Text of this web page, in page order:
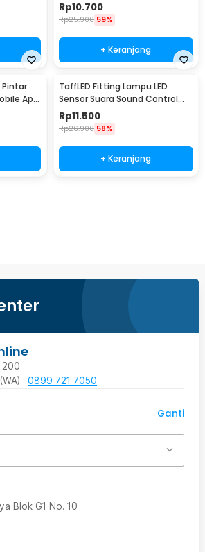
Rp10.700
Rp25.900 59%
+ Keranjang
Pintar
App
TaffLED Fitting Lampu LED
Sensor Suara Sound Control
Socket E27 40W - SP-525
Rp11.500
Rp26.900 58%
+ Keranjang
200
: 0899 721 7050
Ganti
Blok G1 No. 10